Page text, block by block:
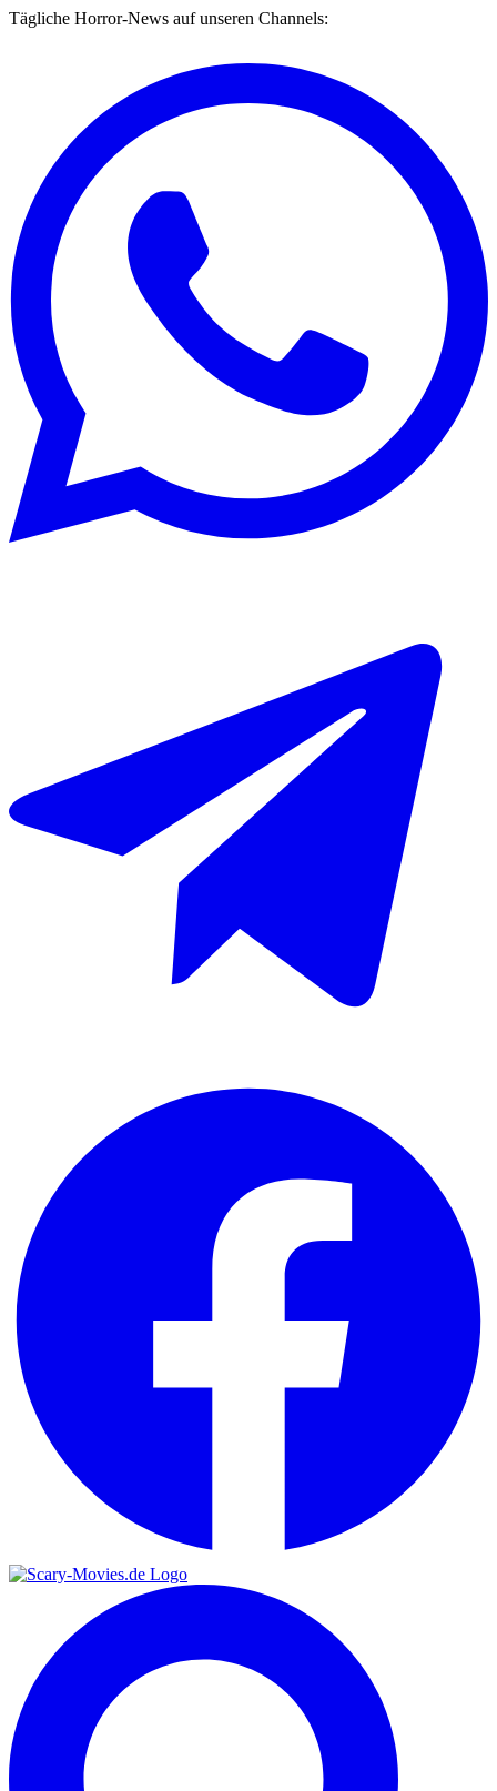
Tägliche Horror-News auf unseren Channels: